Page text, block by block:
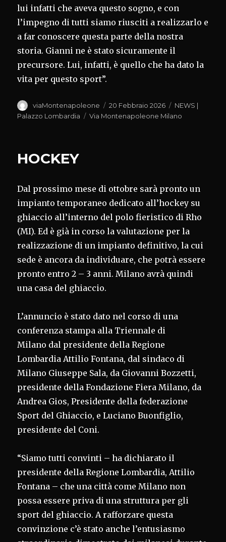
lui infatti che aveva questo sogno, e con
l’impegno di tutti siamo riusciti a realizzarlo e
a far conoscere questa parte della nostra
storia. Gianni ne è stato sicuramente il
precursore. Lui, infatti, è quello che ha dato la
vita per questo sport”.
Autore
viaMontenapoleone
Pubblicato
il
20 Febbraio 2026 Categorie
NEWS |
Palazzo Lombardia
Tag
Via Montenapoleone Milano
HOCKEY
Dal prossimo mese di ottobre sarà pronto un
impianto temporaneo dedicato all’hockey su
ghiaccio all’interno del polo fieristico di Rho
(MI). Ed è già in corso la valutazione per la
realizzazione di un impianto definitivo, la cui
sede è ancora da individuare, che potrà essere
pronto entro 2 – 3 anni. Milano avrà quindi
una casa del ghiaccio.
L’annuncio è stato dato nel corso di una
conferenza stampa alla Triennale di
Milano dal presidente della Regione
Lombardia Attilio Fontana, dal sindaco di
Milano Giuseppe Sala, da Giovanni Bozzetti,
presidente della Fondazione Fiera Milano, da
Andrea Gios, Presidente della federazione
Sport del Ghiaccio, e Luciano Buonfiglio,
presidente del Coni.
“Siamo tutti convinti – ha dichiarato il
presidente della Regione Lombardia, Attilio
Fontana – che una città come Milano non
possa essere priva di una struttura per gli
sport del ghiaccio. A rafforzare questa
convinzione c’è stato anche l’entusiasmo